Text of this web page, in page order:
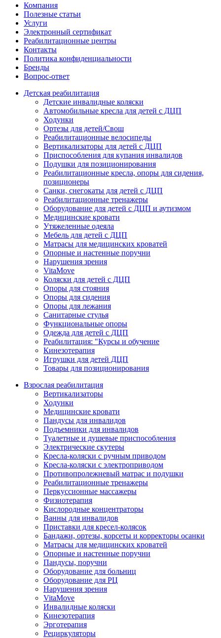
Компания
Полезные статьи
Услуги
Электронный сертификат
Реабилитационные центры
Контакты
Политика конфиденциальности
Бренды
Вопрос-ответ
Детская реабилитация
Детские инвалидные коляски
Автомобильные кресла для детей с ДЦП
Ходунки
Ортезы для детей/Свош
Реабилитационные велосипеды
Вертикализаторы для детей с ДЦП
Приспособления для купания инвалидов
Подушки для позиционирования
Реабилитационные кресла, опоры для сидения,
позиционеры
Санки, снегокаты для детей с ДЦП
Реабилитационные тренажеры
Оборудование для детей с ДЦП и аутизмом
Медицинские кровати
Утяжеленные одеяла
Мебель для детей с ДЦП
Матрасы для медицинских кроватей
Опорные и настенные поручни
Нарушения зрения
VitaMove
Коляски для детей с ДЦП
Опоры для стояния
Опоры для сидения
Опоры для лежания
Санитарные стулья
Функциональные опоры
Одежда для детей с ДЦП
Реабилитация: "Курсы и обучение
Кинезотерапия
Игрушки для детей ДЦП
Товары для позиционирования
Взрослая реабилитация
Вертикализаторы
Ходунки
Медицинские кровати
Пандусы для инвалидов
Подъемники для инвалидов
Туалетные и душевые приспособления
Электрические скутеры
Кресла-коляски с ручным приводом
Кресла-коляски с электроприводом
Противопролежневый матрас и подушки
Реабилитационные тренажеры
Перкуссионные массажеры
Физиотерапия
Кислородные концентраторы
Ванны для инвалидов
Приставки для кресел-колясок
Бандажи, ортезы, корсеты и корректоры осанки
Матрасы для медицинских кроватей
Опорные и настенные поручни
Пандусы, поручни
Оборудование для больниц
Оборудование для РЦ
Нарушения зрения
VitaMove
Инвалидные коляски
Кинезотерапия
Эрготерапия
Рециркуляторы